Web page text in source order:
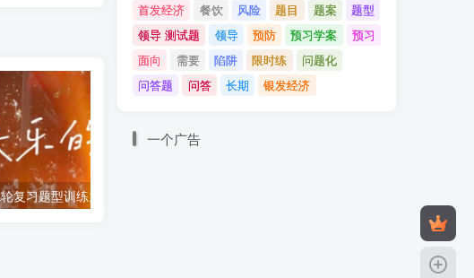
首发经济
餐饮 风险 题目 题案
题型
领导 测试题
领导 预防 预习学案
预习
面向
需要 陷阱 限时练
问题化
问答题
问答 长期 银发经济
一个广告